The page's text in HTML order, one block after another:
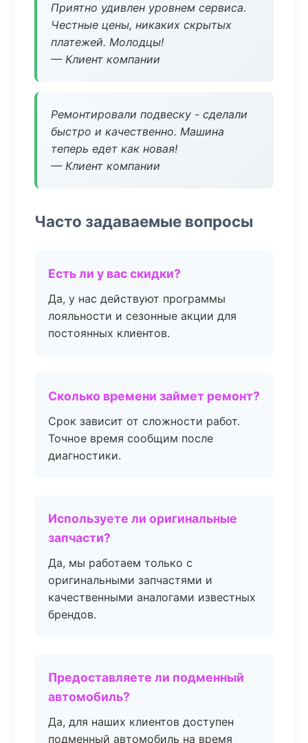
Приятно удивлен уровнем сервиса.
Честные цены, никаких скрытых
платежей. Молодцы!
— Клиент компании
Ремонтировали подвеску - сделали
быстро и качественно. Машина
теперь едет как новая!
— Клиент компании
Часто задаваемые вопросы
Есть ли у вас скидки?
Да, у нас действуют программы
лояльности и сезонные акции для
постоянных клиентов.
Сколько времени займет ремонт?
Срок зависит от сложности работ.
Точное время сообщим после
диагностики.
Используете ли оригинальные
запчасти?
Да, мы работаем только с
оригинальными запчастями и
качественными аналогами известных
брендов.
Предоставляете ли подменный
автомобиль?
Да, для наших клиентов доступен
подменный автомобиль на время